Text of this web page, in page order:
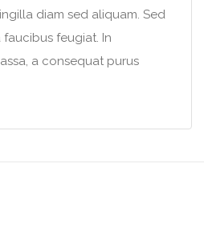
diam sed aliquam. Sed
feugiat. In
a consequat purus